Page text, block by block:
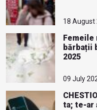
18 August
Femeile
bărbații
2025
09 July
ta; te-ar